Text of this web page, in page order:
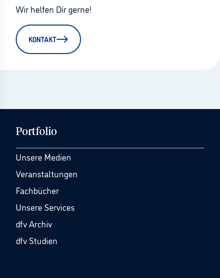
Wir helfen Dir gerne!
KONTAKT
Portfolio
Unsere Medien
Veranstaltungen
Fachbücher
Unsere Services
dfv Archiv
dfv Studien